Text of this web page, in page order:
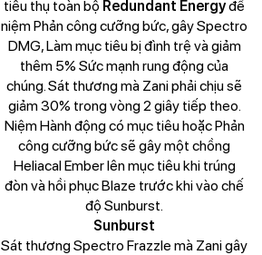
tiêu thụ toàn bộ Redundant Energyđể
niệm Phản công cưỡng bức, gây Spectro
DMG, Làm mục tiêu bị đình trệ và giảm
thêm 5% Sức mạnh rung động của
chúng. Sát thương mà Zani phải chịu sẽ
giảm 30% trong vòng 2 giây tiếp theo.
Niệm Hành động có mục tiêu hoặc Phản
công cưỡng bức sẽ gây một chồng
Heliacal Ember lên mục tiêu khi trúng
đòn và hồi phục Blaze trước khi vào chế
độ Sunburst.
Sunburst
Sát thương Spectro Frazzle mà Zani gây